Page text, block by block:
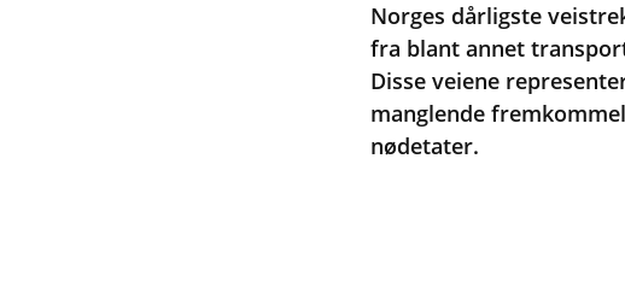
Norges dårligste
fra blant annet
Disse veiene
manglende
nødetater.